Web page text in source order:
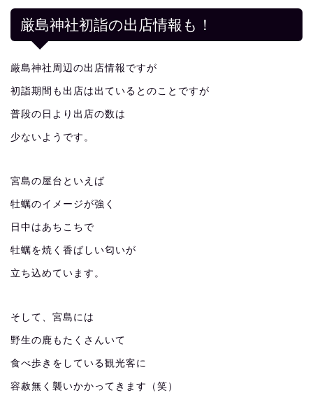
厳島神社初詣の出店情報も！
厳島神社周辺の出店情報ですが
初詣期間も出店は出ているとのことですが
普段の日より出店の数は
少ないようです。
宮島の屋台といえば
牡蠣のイメージが強く
日中はあちこちで
牡蠣を焼く香ばしい匂いが
立ち込めています。
そして、宮島には
野生の鹿もたくさんいて
食べ歩きをしている観光客に
容赦無く襲いかかってきます（笑）